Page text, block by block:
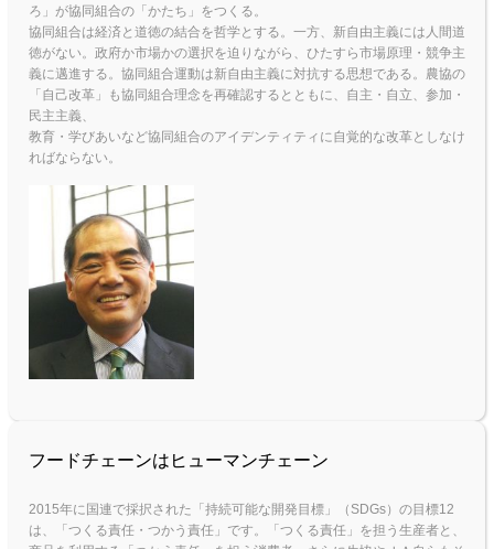
ろ」が協同組合の「かたち」をつくる。
協同組合は経済と道徳の結合を哲学とする。一方、新自由主義には人間道
徳がない。政府か市場かの選択を迫りながら、ひたすら市場原理・競争主
義に邁進する。協同組合運動は新自由主義に対抗する思想である。農協の
「自己改革」も協同組合理念を再確認するとともに、自主・自立、参加・
民主主義、
教育・学びあいなど協同組合のアイデンティティに自覚的な改革としなけ
ればならない。
フードチェーンはヒューマンチェーン
2015年に国連で採択された「持続可能な開発目標」（SDGs）の目標12
は、「つくる責任・つかう責任」です。「つくる責任」を担う生産者と、